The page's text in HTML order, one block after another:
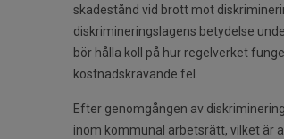
skadestånd vid brott mot
diskrimineringslagens betydelse
bör hålla koll på hur regelverket
kostnadskrävande fel.
Efter genomgången av
inom kommunal arbetsrätt, vilket är